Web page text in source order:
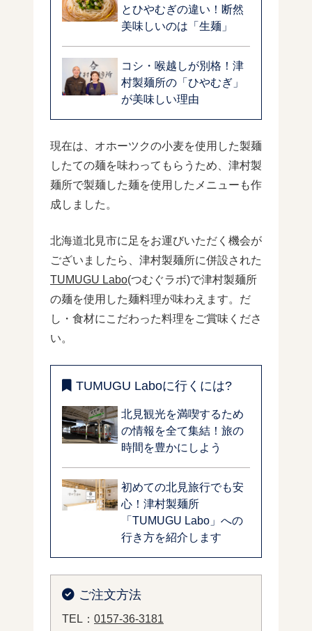
とひやむぎの違い！断然
美味しいのは「生麺」
コシ・喉越しが別格！津
村製麺所の「ひやむぎ」
が美味しい理由
現在は、オホーツクの小麦を使用した製麺
したての麺を味わってもらうため、津村製
麺所で製麺した麺を使用したメニューも作
成しました。
北海道北見市に足をお運びいただく機会が
ございましたら、津村製麺所に併設された
TUMUGU Labo(つむぐラボ)で津村製麺所
の麺を使用した麺料理が味わえます。だ
し・食材にこだわった料理をご賞味くださ
い。
TUMUGU Laboに行くには?
北見観光を満喫するため
の情報を全て集結！旅の
時間を豊かにしよう
初めての北見旅行でも安
心！津村製麺所
「TUMUGU Labo」への
行き方を紹介します
ご注文方法
TEL： 0157-36-3181